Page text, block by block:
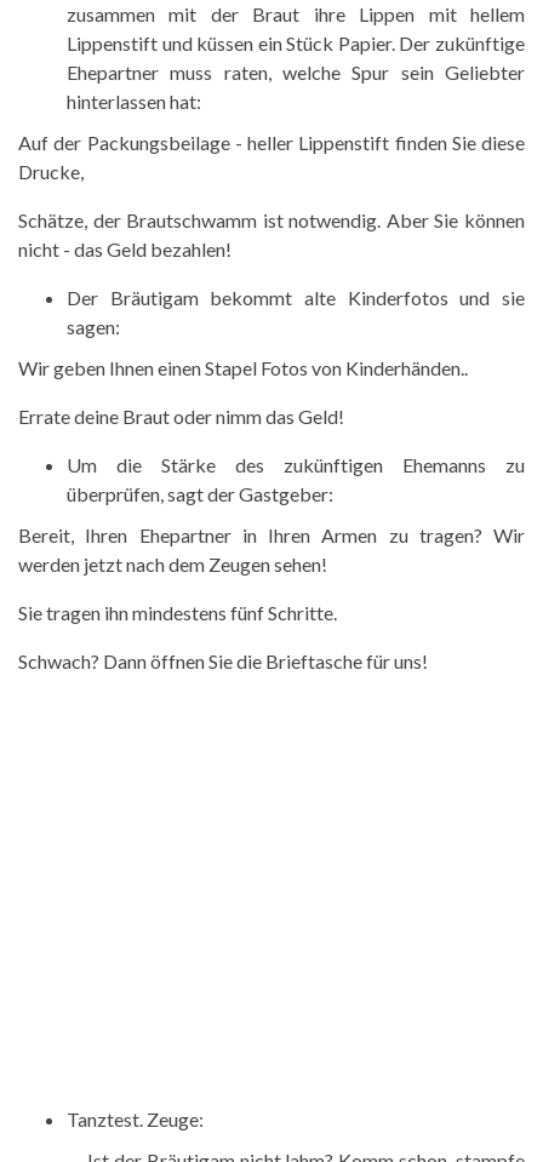
zusammen mit der Braut ihre Lippen mit hellem
Lippenstift und küssen ein Stück Papier. Der zukünftige
Ehepartner muss raten, welche Spur sein Geliebter
hinterlassen hat:
Auf der Packungsbeilage - heller Lippenstift finden Sie diese
Drucke,
Schätze, der Brautschwamm ist notwendig. Aber Sie können
nicht - das Geld bezahlen!
Der Bräutigam bekommt alte Kinderfotos und sie
sagen:
Wir geben Ihnen einen Stapel Fotos von Kinderhänden..
Errate deine Braut oder nimm das Geld!
Um die Stärke des zukünftigen Ehemanns zu
überprüfen, sagt der Gastgeber:
Bereit, Ihren Ehepartner in Ihren Armen zu tragen? Wir
werden jetzt nach dem Zeugen sehen!
Sie tragen ihn mindestens fünf Schritte.
Schwach? Dann öffnen Sie die Brieftasche für uns!
Tanztest. Zeuge: